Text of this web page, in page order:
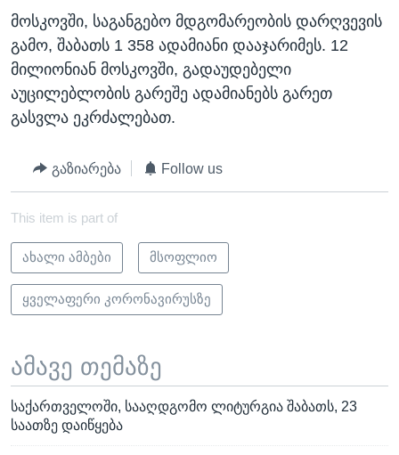
მოსკოვში, საგანგებო მდგომარეობის დარღვევის
გამო, შაბათს 1 358 ადამიანი დააჯარიმეს. 12
მილიონიან მოსკოვში, გადაუდებელი
აუცილებლობის გარეშე ადამიანებს გარეთ
გასვლა ეკრძალებათ.
გაზიარება Follow us
This item is part of
ახალი ამბები მსოფლიო
ყველაფერი კორონავირუსზე
ამავე თემაზე
საქართველოში, სააღდგომო ლიტურგია შაბათს, 23
საათზე დაიწყება